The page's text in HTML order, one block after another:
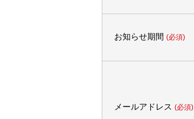
お知らせ期間 (必須)
メールアドレス (必須)